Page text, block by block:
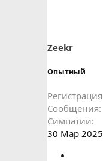
Zeekr
Опытный
Регистрация
Сообщения
Симпатии
30 Мар 2025